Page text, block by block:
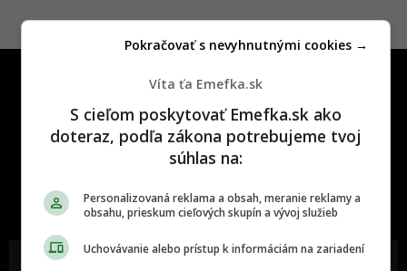
u
najzabávnejšie miesto na svete
Víta ťa Emefka.sk
S cieľom poskytovať Emefka.sk ako
doteraz, podľa zákona potrebujeme tvoj
súhlas na:
Personalizovaná reklama a obsah, meranie reklamy a
obsahu, prieskum cieľových skupín a vývoj služieb
Uchovávanie alebo prístup k informáciám na zariadení
Pokračovať s nevyhnutnými cookies →